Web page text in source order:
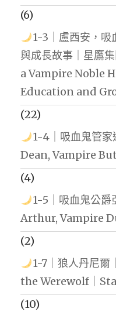
(6)
1-3｜盧西安，吸
與成長故事｜星鷹
a Vampire Noble
Education and
(22)
1-4｜吸血鬼管家
Dean, Vampire
(4)
1-5｜吸血鬼公爵
Arthur, Vampire
(2)
1-7｜狼人丹尼
the Werewolf｜
(10)